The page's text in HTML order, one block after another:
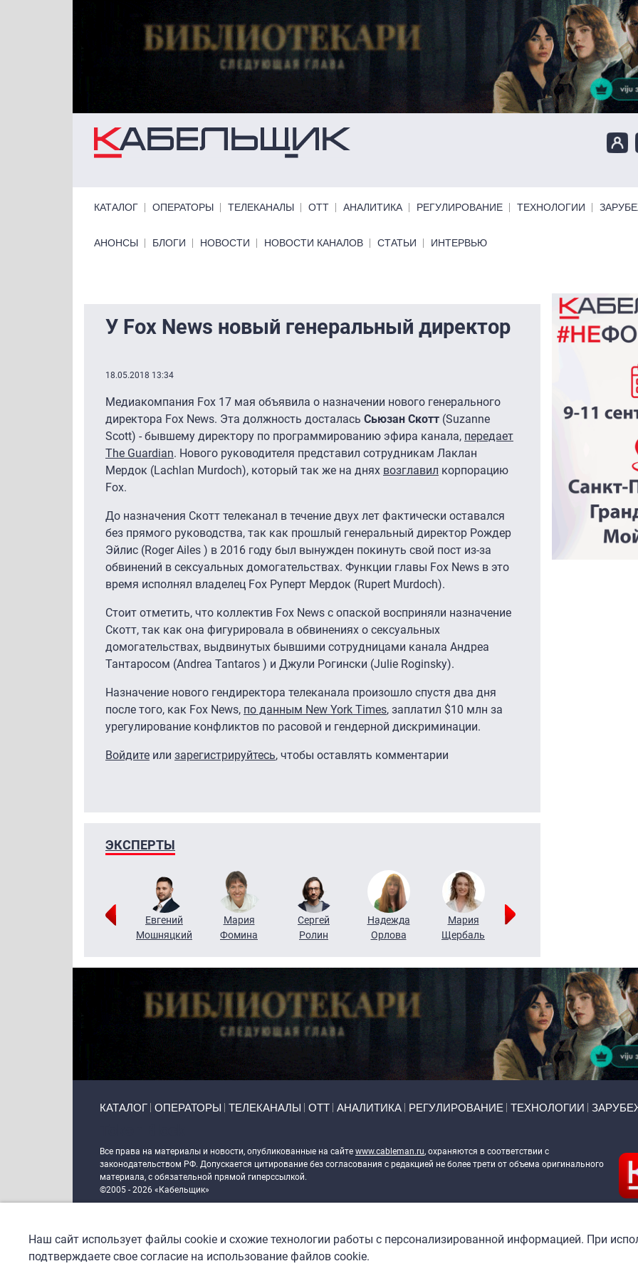
КАТАЛОГ ОПЕРАТОРЫ ТЕЛЕКАНАЛЫ ОТТ АНАЛИТИКА РЕГУЛИРОВАНИЕ ТЕХНОЛОГИИ
Primary links bottom
АНОНСЫ БЛОГИ НОВОСТИ НОВОСТИ КАНАЛОВ СТАТЬИ ИНТЕРВЬЮ
У Fox News новый генеральный директор
18.05.2018 13:34
Медиакомпания Fox 17 мая объявила о назначении нового генерального
директора Fox News. Эта должность досталась Сьюзан Скотт (Suzanne
Scott) - бывшему директору по программированию эфира канала, передает
The Guardian. Нового руководителя представил сотрудникам Лаклан
Мердок (Lachlan Murdoch), который так же на днях возглавил корпорацию
Fox.
До назначения Скотт телеканал в течение двух лет фактически оставался
без прямого руководства, так как прошлый генеральный директор Рождер
Эйлис (Roger Ailes ) в 2016 году был вынужден покинуть свой пост из-за
обвинений в сексуальных домогательствах. Функции главы Fox News в это
время исполнял владелец Fox Руперт Мердок (Rupert Murdoch).
Стоит отметить, что коллектив Fox News с опаской восприняли назначение
Скотт, так как она фигурировала в обвинениях о сексуальных
домогательствах, выдвинутых бывшими сотрудницами канала Андреа
Тантаросом (Andrea Tantaros ) и Джули Рогински (Julie Roginsky).
Назначение нового гендиректора телеканала произошло спустя два дня
после того, как Fox News, по данным New York Times, заплатил $10 млн за
урегулирование конфликтов по расовой и гендерной дискриминации.
Войдите или зарегистрируйтесь, чтобы оставлять комментарии
ЭКСПЕРТЫ
Виктор
Евгений
Мошняцкий
Мария
Фомина
Сергей
Ролин
Надежда
Орлова
Мария
Щербаль
КАТАЛОГ ОПЕРАТОРЫ ТЕЛЕКАНАЛЫ ОТТ АНАЛИТИКА РЕГУЛИРОВАНИЕ ТЕХНОЛОГИИ
Все права на материалы и новости, опубликованные на сайте www.cableman.ru, охраняются в соответствии с
законодательством РФ. Допускается цитирование без согласования с редакцией не более трети от объема оригинального
материала, с обязательной прямой гиперссылкой.
©2005 - 2026 «Кабельщик»
DrupalCoder — поддержка сайта c 2017 года
Наш сайт использует файлы cookie и схожие технологии работы с персонализированной информацией. При
подтверждаете свое согласие на использование файлов cookie.